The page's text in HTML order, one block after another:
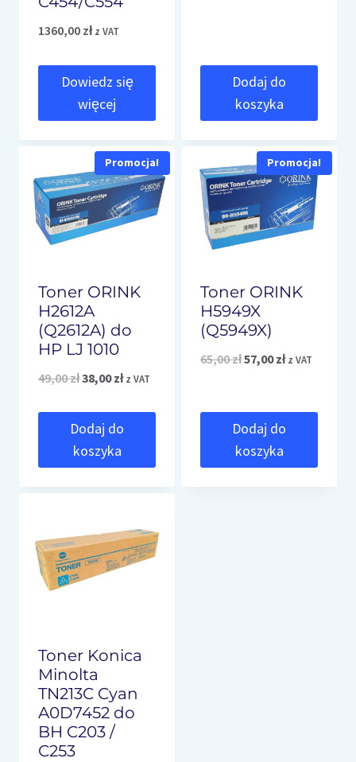
1360,00 zł z VAT
Dowiedz się
więcej
Dodaj do
koszyka
Promocja!
Toner ORINK
H2612A
(Q2612A) do
HP LJ 1010
49,00złPierwotna
wynosiła:
49,00 zł.
38,00złAktualna
wynosi:
z VAT
Dodaj do
koszyka
Promocja!
Toner ORINK
H5949X
(Q5949X)
65,00złPierwotna
wynosiła:
65,00 zł.
57,00złAktualna
wynosi:
57,00 zł.
z VAT
Dodaj do
koszyka
Toner Konica
Minolta
TN213C Cyan
A0D7452 do
BH C203 /
C253